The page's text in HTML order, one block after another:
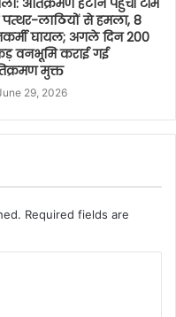
अतिक्रमण हटाने पहुंची टीम
पत्थर-लाठियों से हमला, 8
घायल; अगले दिन 200
वनभूमि कराई गई
मुक्त
29, 2026
Required fields are